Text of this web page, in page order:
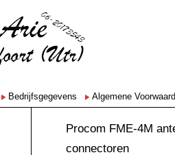
Bedrijfsgegevens Algemene
Procom FME-4M
connectoren